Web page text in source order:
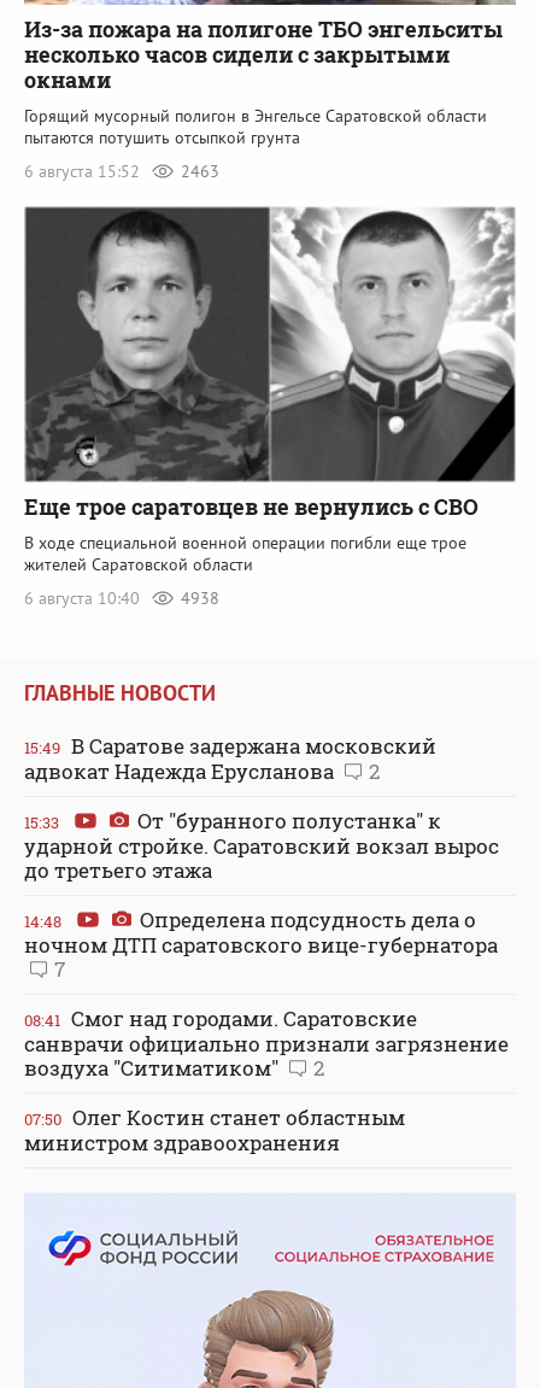
Из-за пожара на полигоне ТБО энгельситы
несколько часов сидели с закрытыми
окнами
Горящий мусорный полигон в Энгельсе Саратовской области
пытаются потушить отсыпкой грунта
6 августа 15:52
2463
Еще трое саратовцев не вернулись с СВО
В ходе специальной военной операции погибли еще трое
жителей Саратовской области
6 августа 10:40
4938
ГЛАВНЫЕ НОВОСТИ
15:49 В Саратове задержана московский
адвокат Надежда Ерусланова
2
15:33
От "буранного полустанка" к
ударной стройке. Саратовский вокзал вырос
до третьего этажа
14:48
Определена подсудность дела о
ночном ДТП саратовского вице-губернатора
7
08:41 Смог над городами. Саратовские
санврачи официально признали загрязнение
воздуха "Ситиматиком"
2
07:50 Олег Костин станет областным
министром здравоохранения